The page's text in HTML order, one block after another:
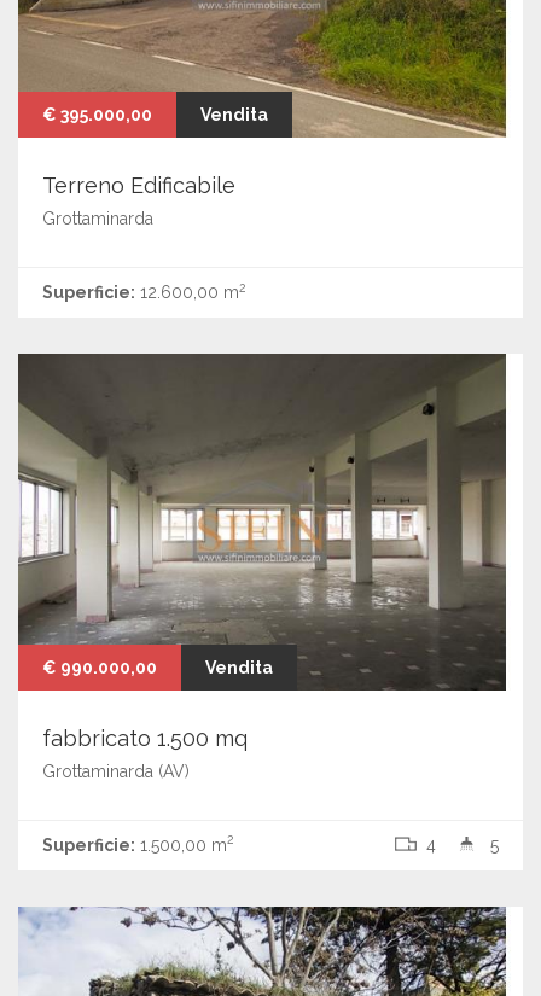
€ 395.000,00 Vendita
Terreno Edificabile
Grottaminarda
Superficie: 12.600,00 m2
€ 990.000,00 Vendita
fabbricato 1.500 mq
Grottaminarda (AV)
Superficie: 1.500,00 m2 4 5